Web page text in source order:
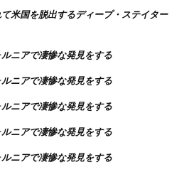
米国を脱出するディープ・ステイター
ニアで凄惨な発見をする
ニアで凄惨な発見をする
ニアで凄惨な発見をする
ニアで凄惨な発見をする
ニアで凄惨な発見をする